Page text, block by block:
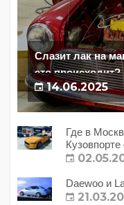
Слазит лак на
это происходит?
14.06.2025
Где в
Daewoo и